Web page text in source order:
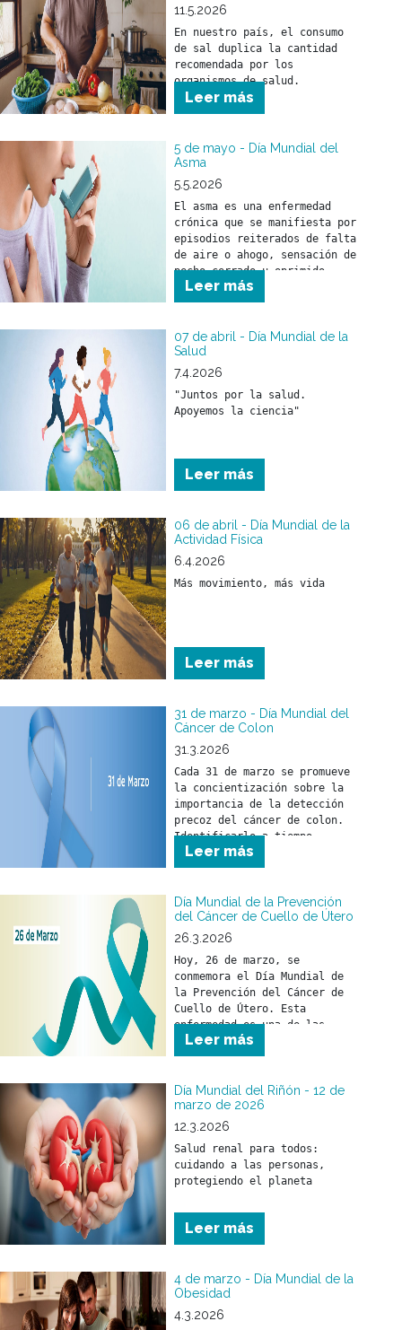
nuestros equipos de salud,
reconocimiento por la tarea
esencial que desarrollan cada
día.
11.5.2026
En nuestro país, el consumo
de sal duplica la cantidad
recomendada por los
organismos de salud.
Leer más
5 de mayo - Día Mundial del
Asma
5.5.2026
El asma es una enfermedad
crónica que se manifiesta por
episodios reiterados de falta
de aire o ahogo, sensación de
pecho cerrado u oprimido,
silbidos en el pecho
(sibilancias) o presencia de
obstrucción al paso del aire
por la vía respiratoria.
Leer más
07 de abril - Día Mundial de la
Salud
7.4.2026
"Juntos por la salud.
Leer más
06 de abril - Día Mundial de la
Actividad Física
6.4.2026
Más movimiento, más vida
Leer más
31 de marzo - Día Mundial del
Cáncer de Colon
31.3.2026
Cada 31 de marzo se promueve
la concientización sobre la
importancia de la detección
precoz del cáncer de colon.
Identificarlo a tiempo
permite iniciar un
tratamiento oportuno y
salud.
Leer más
Día Mundial de la Prevención
del Cáncer de Cuello de Útero
26.3.2026
Hoy, 26 de marzo, se
conmemora el Día Mundial de
la Prevención del Cáncer de
Cuello de Útero. Esta
enfermedad es una de las
pocas que pueden prevenirse
si se toman medidas a tiempo.
Leer más
Día Mundial del Riñón - 12 de
marzo de 2026
12.3.2026
Salud renal para todos:
cuidando a las personas,
protegiendo el planeta
Leer más
4 de marzo - Día Mundial de la
Obesidad
4.3.2026